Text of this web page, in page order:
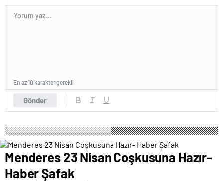
Gönder
En az 10 karakter gerekli
Menderes 23 Nisan Coşkusuna Hazır-
Haber Şafak